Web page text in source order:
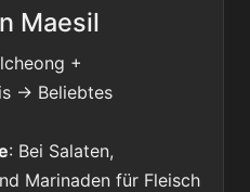
Maesil
+
→ Beliebtes
: Bei Salaten,
Marinaden für Fleisch